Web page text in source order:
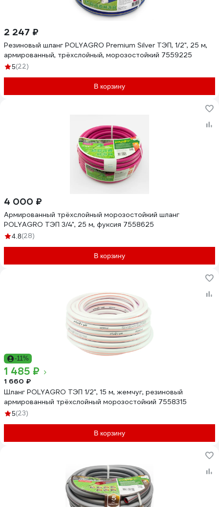
2 247 ₽
Резиновый шланг POLYAGRO Premium Silver ТЭП, 1/2", 25 м,
армированный, трёхслойный, морозостойкий 7559225
5(22)
В корзину
4 000 ₽
Армированный трёхслойный морозостойкий шланг
POLYAGRO ТЭП 3/4", 25 м, фуксия 7558625
4.8(28)
В корзину
-11%
1 485 ₽
1 660 ₽
Шланг POLYAGRO ТЭП 1/2", 15 м, жемчуг, резиновый
армированный трёхслойный морозостойкий 7558315
5(23)
В корзину